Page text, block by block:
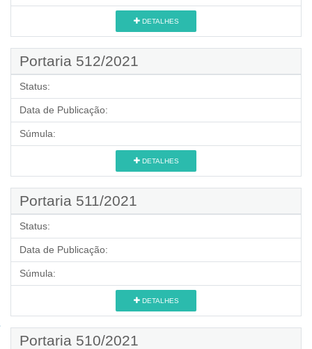
DETALHES
Portaria 512/2021
Status:
Data de Publicação:
Súmula:
DETALHES
Portaria 511/2021
Status:
Data de Publicação:
Súmula:
DETALHES
Portaria 510/2021